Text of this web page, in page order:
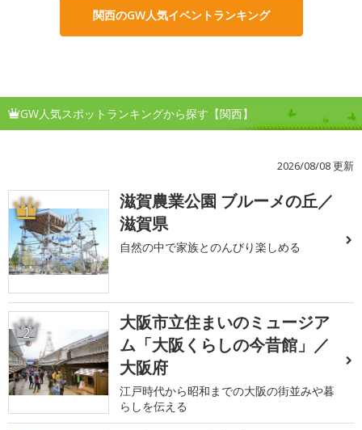
関西のGW人気イベントランキング
GW人気スポットランキングから探す【関西】
2026/08/08 更新
1
滋賀農業公園 ブルーメの丘／
滋賀県
自然の中で家族とのんびり楽しめる
2
大阪市立住まいのミュージア
ム「大阪くらしの今昔館」／
大阪府
江戸時代から昭和までの大阪の街並みや暮
らしを伝える